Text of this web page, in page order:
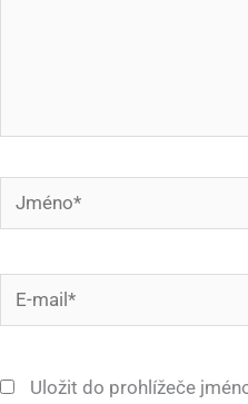
Jméno*
mail*
Uložit do prohlížeče